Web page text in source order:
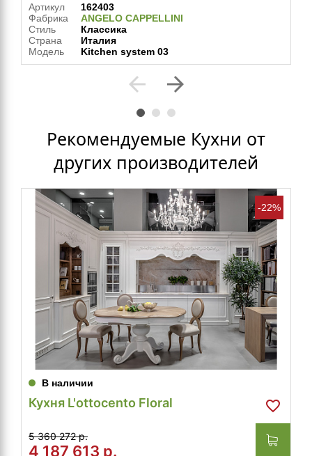
Артикул
162403
Фабрика
ANGELO CAPPELLINI
Стиль
Классика
Страна
Италия
Модель
Kitchen system 03
arrow_back arrow_forward
Рекомендуемые Кухни от
других производителей
-22%
В наличии
Кухня L'ottocento Floral
5 360 272 р.
4 187 613 р.